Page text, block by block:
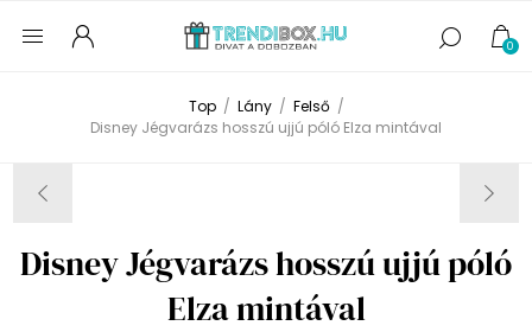
0
Top / Lány / Felső /
Disney Jégvarázs hosszú ujjú póló Elza mintával
Disney Jégvarázs hosszú ujjú póló
Elza mintával